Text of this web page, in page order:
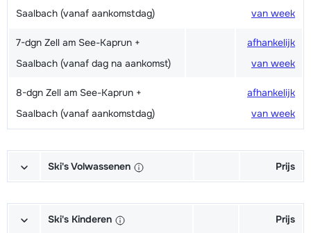
Saalbach (vanaf aankomstdag)
van week
7-dgn Zell am See-Kaprun +
Saalbach (vanaf dag na aankomst)
afhankelijk
van week
8-dgn Zell am See-Kaprun +
Saalbach (vanaf aankomstdag)
afhankelijk
van week
Ski's Volwassenen Prijs
(6/7 dagen)Ski's Kinderen Prijs